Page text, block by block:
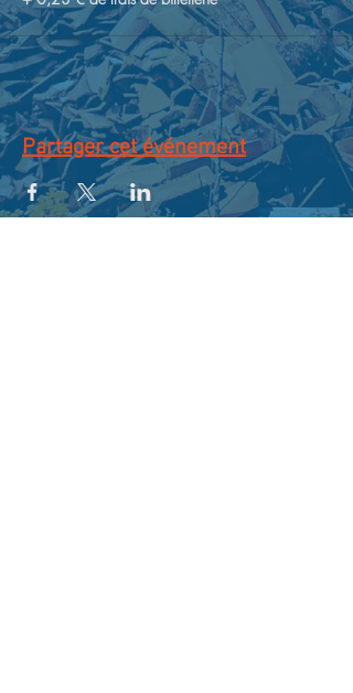
Partager cet événement